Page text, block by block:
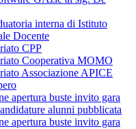
interna di Istituto
Docente
CPP
Cooperativa MOMO
Associazione APICE
apertura buste invito gara
alunni pubblicata
apertura buste invito gara